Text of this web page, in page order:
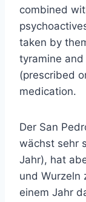
combined
taken by
tyramine and
(prescribed
medication.
Der San
wächst sehr
Jahr), hat
und Wurzeln
einem Jahr